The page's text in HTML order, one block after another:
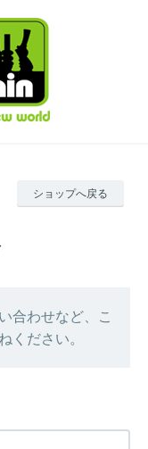
ショップへ戻る
合わせなど、こ
ください。